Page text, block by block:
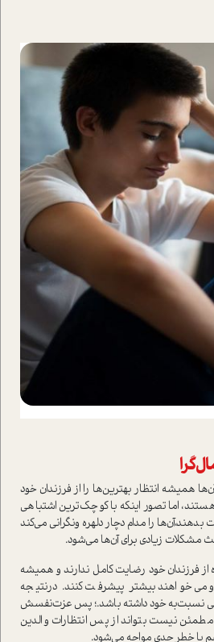
هميشه انتظار بهترين‌ها را از فرزندان خود
اما تصور اینکه با کوچک‌ترین اشتباهی
بدهند،آن‌ها را مدام دچار دلهره ونگرانی می‌كند
مشكلات زيادي براي آن‌ها مي‌شود.
از فرزندان خود رضايت كامل ندارند و هميشه
و مي‌خواهند بيشتر پيشرفت كنند. درنتيجه
نسبت‌به خود داشته باشد.؛ پس عزت‌نفسش
نيست بتواند از پس انتظارات والدين
هم با خطر جدي مواجه مي‌شود.